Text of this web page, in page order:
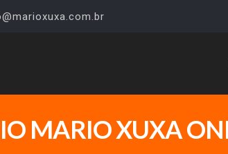
MARIO XUXA